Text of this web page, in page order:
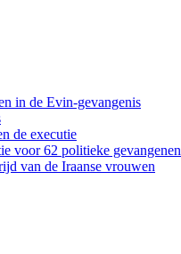
in de Evin-gevangenis
de executie
voor 62 politieke gevangenen
van de Iraanse vrouwen